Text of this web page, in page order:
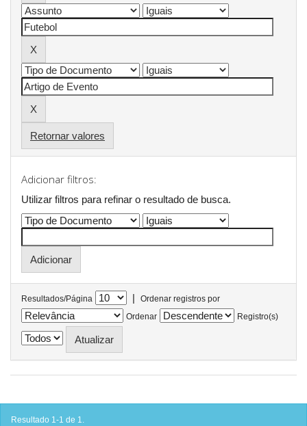
Retornar valores
Adicionar filtros:
Utilizar filtros para refinar o resultado de busca.
Resultados/Página |
Ordenar registros por
Ordenar
Registro(s)
Resultado 1-1 de 1.